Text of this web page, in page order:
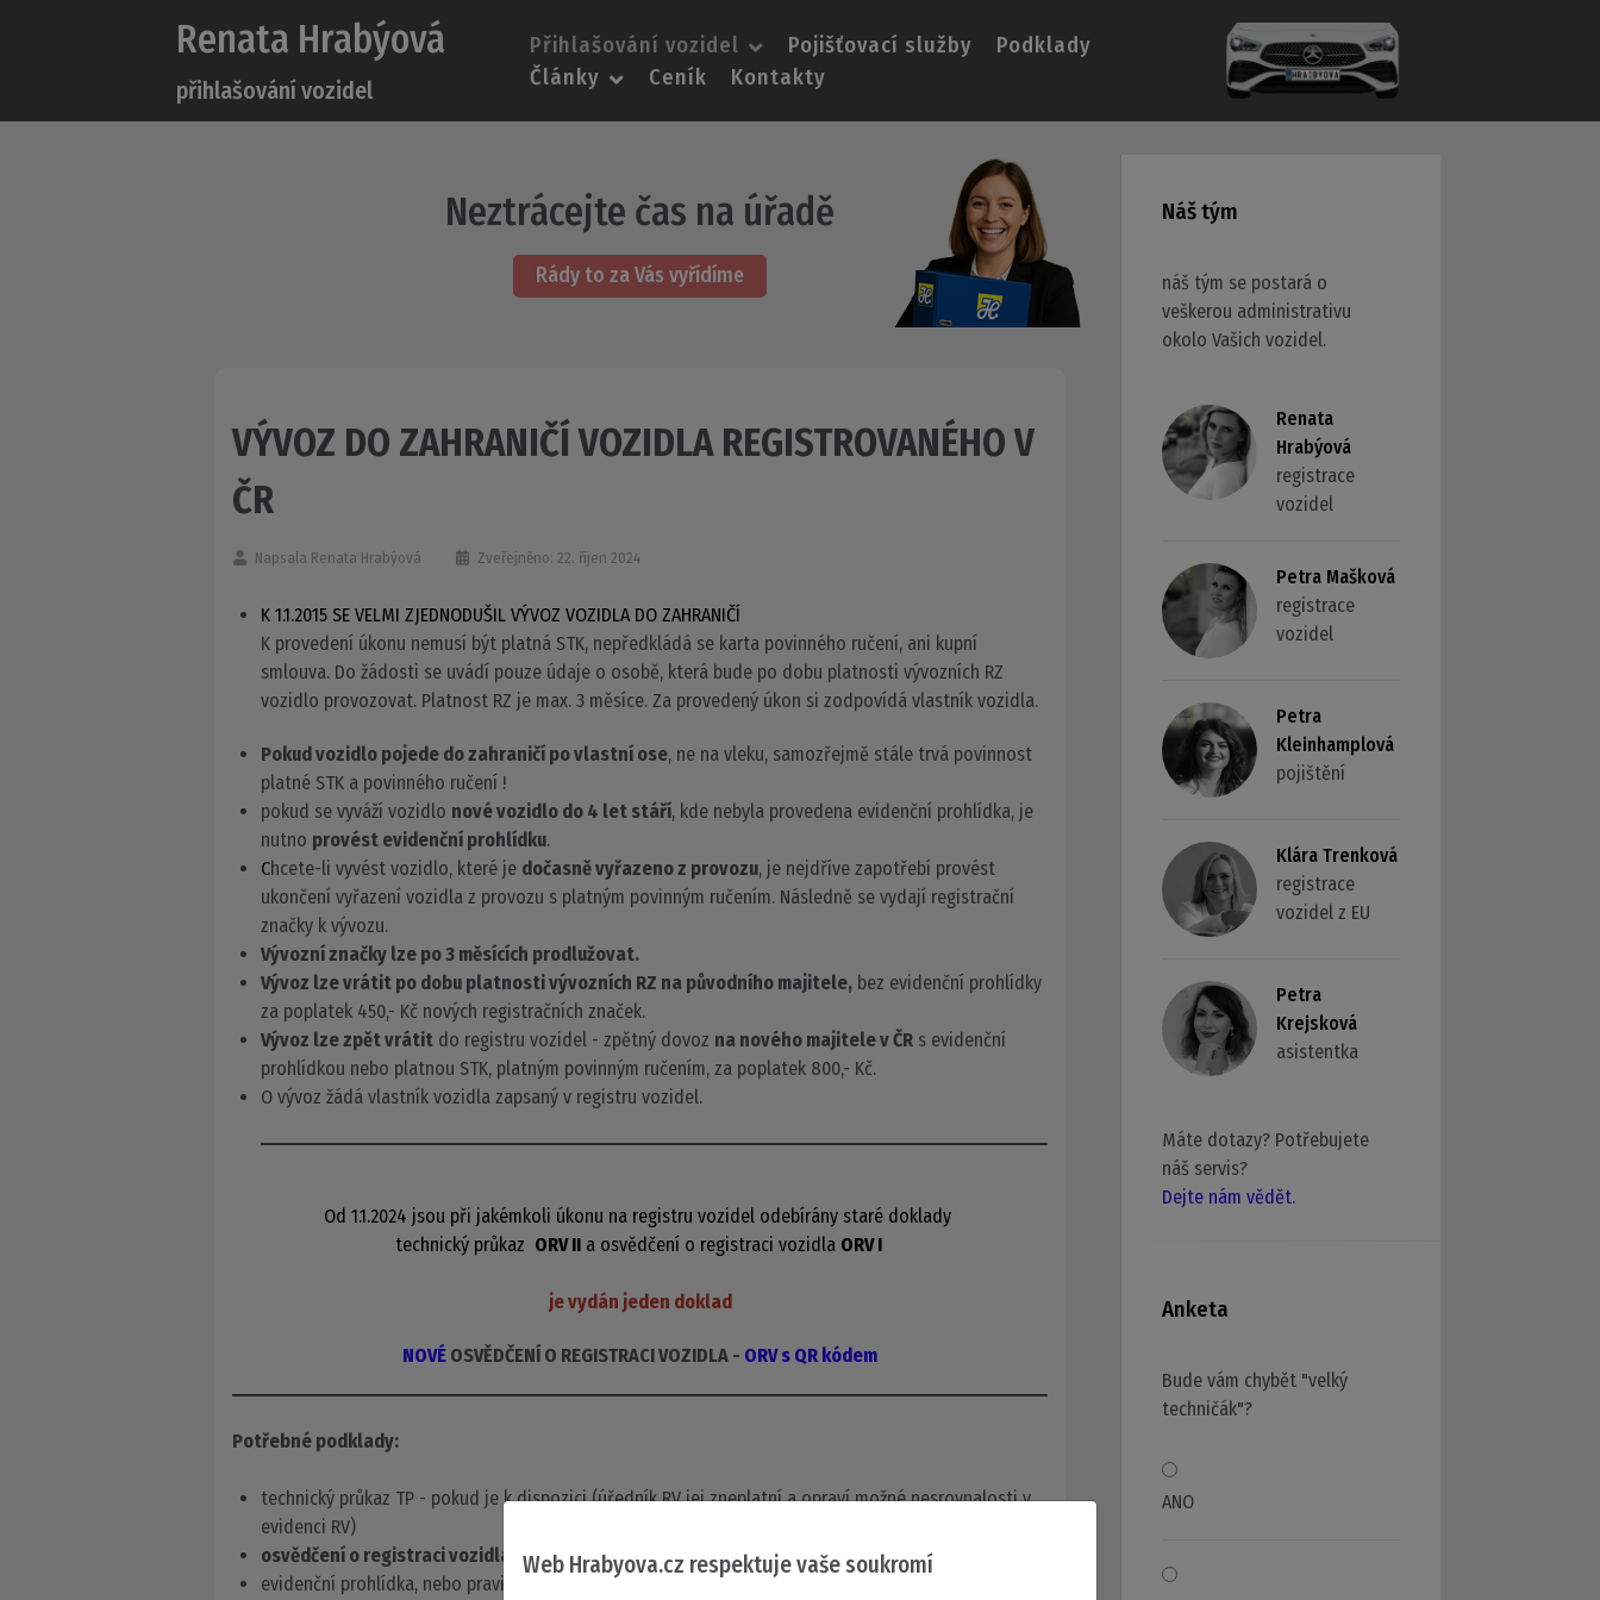
Renata Hrabýová
přihlašování vozidel
Přihlašování vozidel Pojišťovací služby
Podklady
Články
Ceník Kontakty
Neztrácejte čas na úřadě
Rády to za Vás vyřídíme
VÝVOZ DO ZAHRANIČÍ VOZIDLA REGISTROVANÉHO V
ČR
Napsala Renata Hrabýová Zveřejněno: 22. říjen 2024
K 1.1.2015 SE VELMI ZJEDNODUŠIL VÝVOZ VOZIDLA DO ZAHRANIČÍ
K provedení úkonu nemusí být platná STK, nepředkládá se karta povinného ručení, ani kupní
smlouva. Do žádosti se uvádí pouze údaje o osobě, která bude po dobu platnosti vývozních RZ
vozidlo provozovat. Platnost RZ je max. 3 měsíce. Za provedený úkon si zodpovídá vlastník vozidla.
Pokud vozidlo pojede do zahraničí po vlastní ose, ne na vleku, samozřejmě stále trvá povinnost
platné STK a povinného ručení !
pokud se vyváží vozidlo nové vozidlo do 4 let stáří, kde nebyla provedena evidenční prohlídka, je
nutno provést evidenční prohlídku.
Chcete-li vyvést vozidlo, které je dočasně vyřazeno z provozu, je nejdříve zapotřebí provést
ukončení vyřazení vozidla z provozu s platným povinným ručením. Následně se vydají registrační
značky k vývozu.
Vývozní značky lze po 3 měsících prodlužovat.
Vývoz lze vrátit po dobu platnosti vývozních RZ na původního majitele, bez evidenční prohlídky
za poplatek 450,- Kč nových registračních značek.
Vývoz lze zpět vrátit do registru vozidel - zpětný dovoz na nového majitele v ČR s evidenční
prohlídkou nebo platnou STK, platným povinným ručením, za poplatek 800,- Kč.
O vývoz žádá vlastník vozidla zapsaný v registru vozidel.
Od 1.1.2024 jsou při jakémkoli úkonu na registru vozidel odebírány staré doklady
technický průkaz ORV IIa osvědčení o registraci vozidla ORV I
je vydán jeden doklad
NOVÉ OSVĚDČENÍ O REGISTRACI VOZIDLA - ORV s QR kódem
Potřebné podklady:
technický průkaz TP - pokud je k dispozici (úředník RV jej zneplatní a opraví možné nesrovnalosti v
evidenci RV)
osvědčení o registraci vozidla ORV
evidenční prohlídka, nebo pravidelná STK (protokol STK není zapotřebí - je v systému).
Náš tým
náš tým se postará o
veškerou administrativu
okolo Vašich vozidel.
Renata
Hrabýová
registrace
vozidel
Petra Mašková
registrace
vozidel
Petra
Kleinhamplová
pojištění
Klára Trenková
registrace
vozidel z EU
Petra
Krejsková
asistentka
Máte dotazy? Potřebujete
náš servis?
Dejte nám vědět.
Anketa
Bude vám chybět "velký
techničák"?
ANO
Web Hrabyova.cz respektuje vaše soukromí